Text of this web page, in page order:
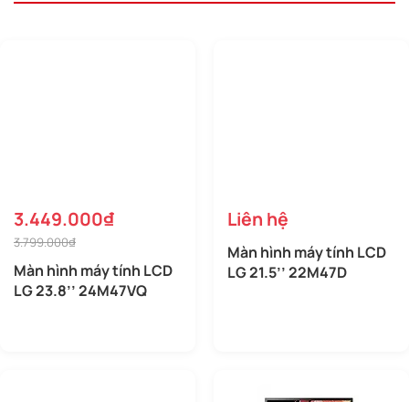
3.449.000₫
3.799.000₫
Màn hình máy tính LCD
LG 23.8’’ 24M47VQ
Liên hệ
Màn hình máy tính LCD
LG 21.5’’ 22M47D